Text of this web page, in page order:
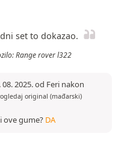
set to dokazao.
Range rover l322
2025. od Feri nakon
original (mađarski)
ove gume? DA